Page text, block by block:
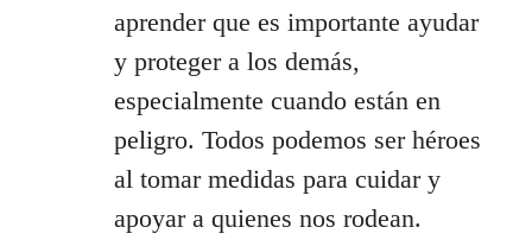
aprender que es importante ayudar
y proteger a los demás,
especialmente cuando están en
peligro. Todos podemos ser héroes
al tomar medidas para cuidar y
apoyar a quienes nos rodean.